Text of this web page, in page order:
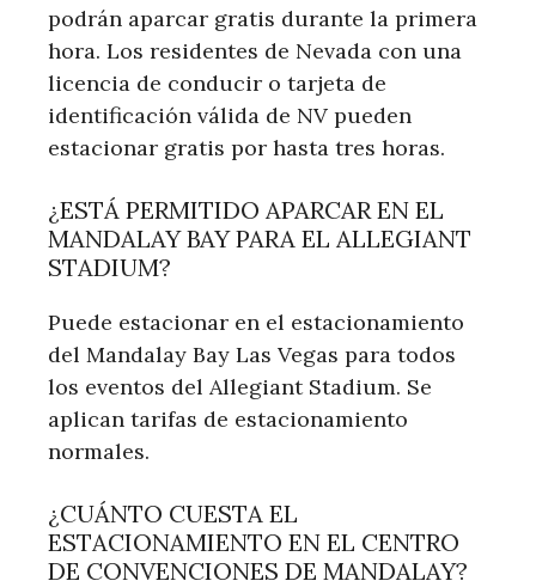
podrán aparcar gratis durante la primera
hora. Los residentes de Nevada con una
licencia de conducir o tarjeta de
identificación válida de NV pueden
estacionar gratis por hasta tres horas.
¿ESTÁ PERMITIDO APARCAR EN EL
MANDALAY BAY PARA EL ALLEGIANT
STADIUM?
Puede estacionar en el estacionamiento
del Mandalay Bay Las Vegas para todos
los eventos del Allegiant Stadium. Se
aplican tarifas de estacionamiento
normales.
¿CUÁNTO CUESTA EL
ESTACIONAMIENTO EN EL CENTRO
DE CONVENCIONES DE MANDALAY?